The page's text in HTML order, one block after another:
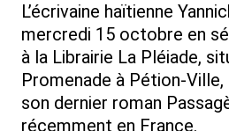
L’écrivaine haïtienne
mercredi 15 octobre en
à la Librairie La Pléiade,
Promenade à Pétion-
son dernier roman
récemment en France.